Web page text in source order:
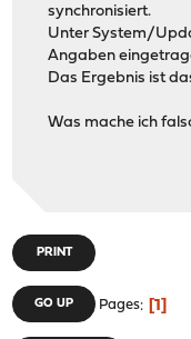
synchronisiert.
Unter System/
Angaben
Das Ergebnis ist
Was mache ich
PRINT
GO UP Pages 1